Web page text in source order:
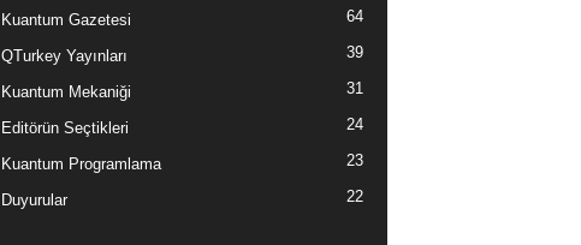
Kuantum Gazetesi 64
QTurkey Yayınları 39
Kuantum Mekaniği 31
Editörün Seçtikleri 24
Kuantum Programlama 23
Duyurular 22